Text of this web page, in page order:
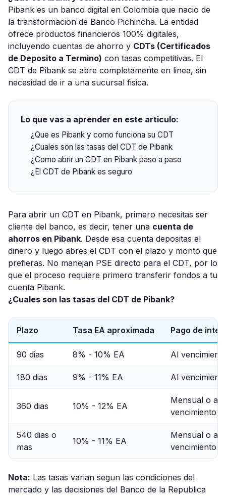
Pibank es un banco digital en Colombia que nacio de
la transformacion de Banco Pichincha. La entidad
ofrece productos financieros 100% digitales,
incluyendo cuentas de ahorro y CDTs (Certificados
de Deposito a Termino) con tasas competitivas. El
CDT de Pibank se abre completamente en linea, sin
necesidad de ir a una sucursal fisica.
Lo que vas a aprender en este articulo:
¿Que es Pibank y como funciona su CDT
¿Cuales son las tasas del CDT de Pibank
¿Como abrir un CDT en Pibank paso a paso
¿El CDT de Pibank es seguro
Para abrir un CDT en Pibank, primero necesitas ser
cliente del banco, es decir, tener una cuenta de
ahorros en Pibank. Desde esa cuenta depositas el
dinero y luego abres el CDT con el plazo y monto que
prefieras. No manejan PSE directo para el CDT, por lo
que el proceso requiere primero transferir fondos a tu
cuenta Pibank.
¿Cuales son las tasas del CDT de Pibank?
Plazo Tasa EA aproximada Pago de
90 dias 8% - 10% EA Al
180 dias 9% - 11% EA Al
360 dias 10% - 12% EA
Mensual o al
vencimiento
540 dias o
mas
10% - 11% EA
Mensual o al
vencimiento
Nota: Las tasas varian segun las condiciones del
mercado y las decisiones del Banco de la Republica